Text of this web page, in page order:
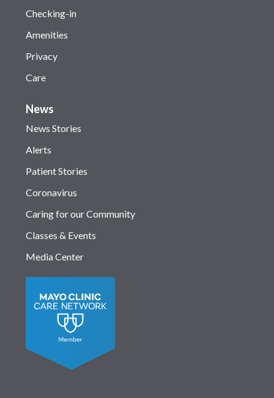
Checking-in
Amenities
Privacy
Care
News
News Stories
Alerts
Patient Stories
Coronavirus
Caring for our Community
Classes & Events
Media Center